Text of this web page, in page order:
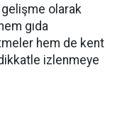
olarak
gıda
hem de kent
izlenmeye